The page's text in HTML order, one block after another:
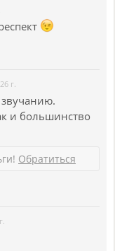
г.
и большинство
Обратиться